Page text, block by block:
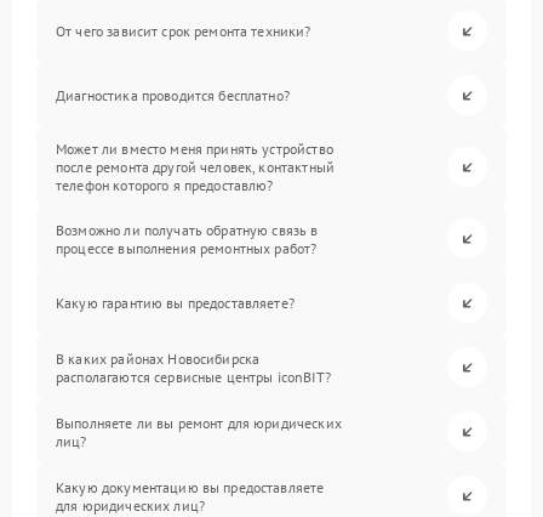
От чего зависит срок ремонта техники?
Диагностика проводится бесплатно?
Может ли вместо меня принять устройство
после ремонта другой человек, контактный
телефон которого я предоставлю?
Возможно ли получать обратную связь в
процессе выполнения ремонтных работ?
Какую гарантию вы предоставляете?
В каких районах Новосибирска
располагаются сервисные центры iconBIT?
Выполняете ли вы ремонт для юридических
лиц?
Какую документацию вы предоставляете
для юридических лиц?